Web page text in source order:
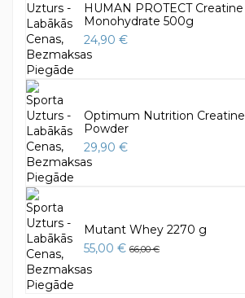
HUMAN PROTECT Creatine
Monohydrate 500g
24,90 €
Optimum Nutrition Creatine
Powder
29,90 €
Mutant Whey 2270 g
55,00 € 66,00 €